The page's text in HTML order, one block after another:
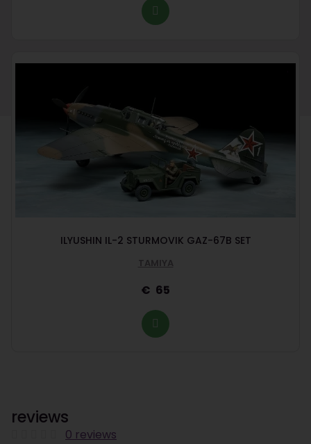
ILYUSHIN IL-2 STURMOVIK GAZ-67B SET
TAMIYA
65
reviews
0 reviews